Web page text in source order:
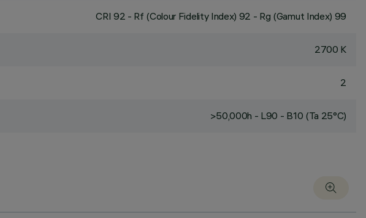
CRI 92 - Rf (Colour Fidelity Index) 92 - Rg (Gamut Index) 99
2700 K
2
>50,000h - L90 - B10 (Ta 25°C)